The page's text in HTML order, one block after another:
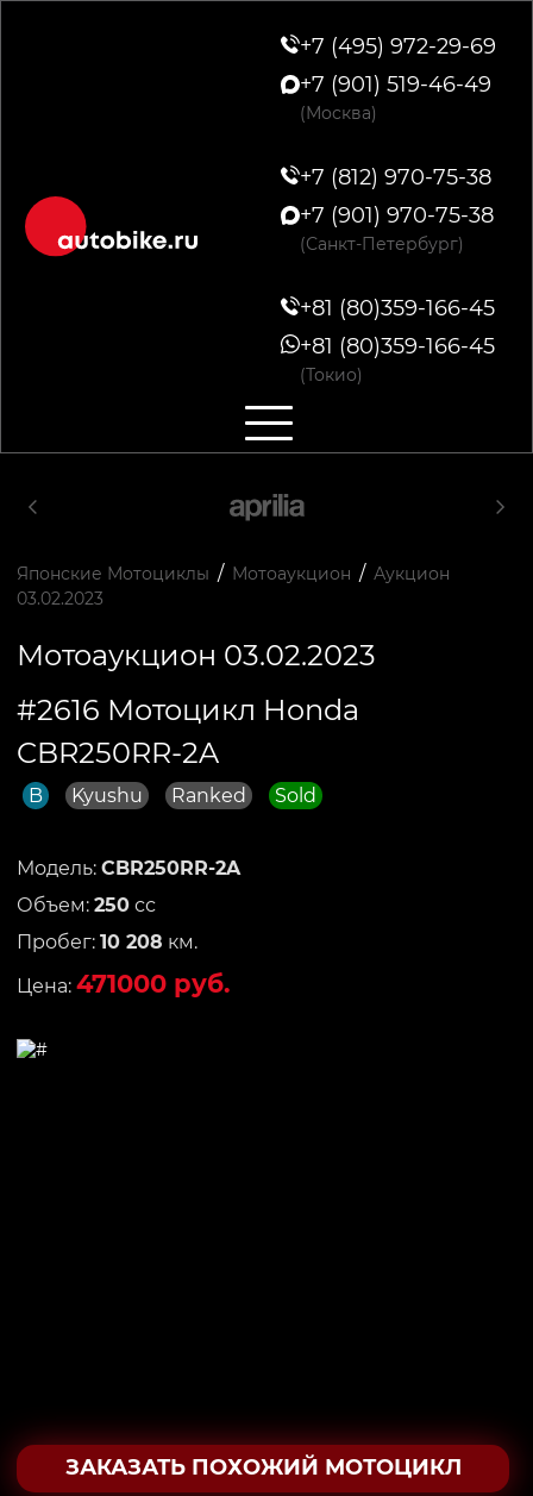
+7 (495) 972-29-69
+7 (901) 519-46-49
(Москва)
+7 (812) 970-75-38
+7 (901) 970-75-38
(Санкт-Петербург)
+81 (80)359-166-45
+81 (80)359-166-45
(Токио)
Японские Мотоциклы / Мотоаукцион / Аукцион
03.02.2023
Мотоаукцион 03.02.2023
#2616 Мотоцикл Honda
CBR250RR-2A
B Kyushu Ranked Sold
Модель: CBR250RR-2A
Объем: 250 сс
Пробег: 10 208 км.
Цена: 471000 руб.
ЗАКАЗАТЬ ПОХОЖИЙ МОТОЦИКЛ